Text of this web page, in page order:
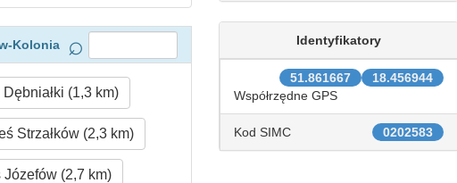
Kolonia
(1,3 km)
Strzałków (2,3 km)
Józefów (2,7 km)
Identyfikatory
18.456944
51.861667
Współrzędne GPS
0202583
Kod SIMC